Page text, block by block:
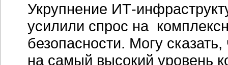
Укрупнение ИТ-
усилили спрос на
безопасности. Могу
на самый высокий уровень